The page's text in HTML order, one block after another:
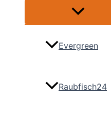
Menü
Evergreen
Raubfisch24